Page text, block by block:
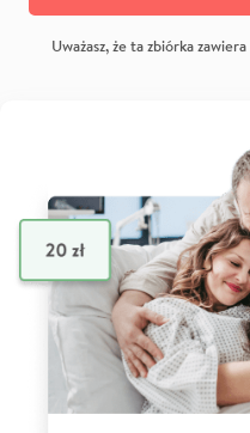
Uważasz, że ta zbiórka zawiera